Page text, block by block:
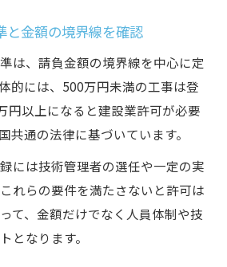
と金額の境界線を確認
は、請負金額の境界線を中心に定
的には、500万円未満の工事は登
円以上になると建設業許可が必要
共通の法律に基づいています。
には技術管理者の選任や一定の実
れらの要件を満たさないと許可は
て、金額だけでなく人員体制や技
となります。